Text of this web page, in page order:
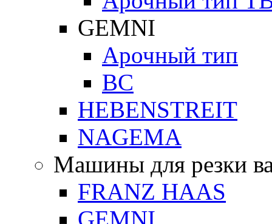
GEMNI
Арочный тип
ВС
HEBENSTREIT
NAGEMA
Машины для резки
FRANZ HAAS